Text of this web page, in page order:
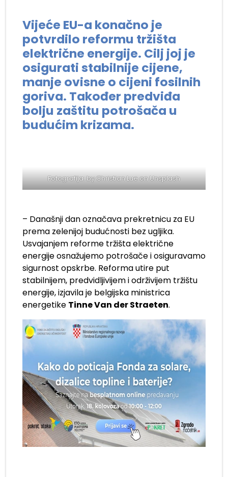
Vijeće EU-a konačno je
potvrdilo reformu tržišta
električne energije. Cilj joj je
osigurati stabilnije cijene,
manje ovisne o cijeni fosilnih
goriva. Također predviđa
bolju zaštitu potrošača u
budućim krizama.
Fotografija: byChristian LueonUnsplash
– Današnji dan označava prekretnicu za EU
prema zelenijoj budućnosti bez ugljika.
Usvajanjem reforme tržišta električne
energije osnažujemo potrošače i osiguravamo
sigurnost opskrbe. Reforma utire put
stabilnijem, predvidljivijem i održivijem tržištu
energije, izjavila je belgijska ministrica
energetike Tinne Van der Straeten.